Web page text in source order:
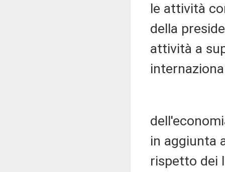
le attività
della
attività a
in aggiunta
rispetto dei